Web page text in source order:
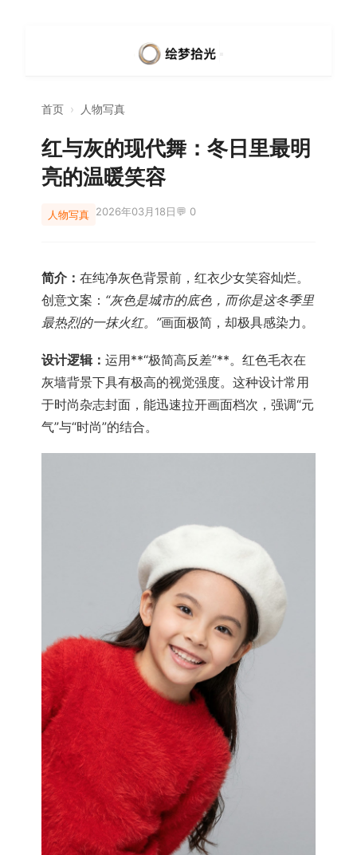
首页 › 人物写真
红与灰的现代舞：冬日里最明
亮的温暖笑容
人物写真 2026年03月18日💬 0
简介： 在纯净灰色背景前，红衣少女笑容灿烂。
创意文案： “灰色是城市的底色，而你是这冬季里
最热烈的一抹火红。”画面极简，却极具感染力。
设计逻辑： 运用**“极简高反差”**。红色毛衣在
灰墙背景下具有极高的视觉强度。这种设计常用
于时尚杂志封面，能迅速拉开画面档次，强调“元
气”与“时尚”的结合。